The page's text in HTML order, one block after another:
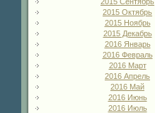
2015 Октябрь
2015 Ноябрь
2015 Декабрь
2016 Январь
2016 Февраль
2016 Март
2016 Апрель
2016 Май
2016 Июнь
2016 Июль